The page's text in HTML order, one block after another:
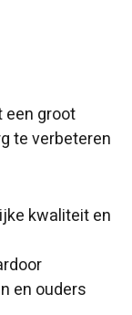
een groot
te verbeteren
kwaliteit en
en ouders